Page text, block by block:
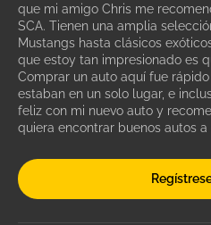
que mi amigo Chris me
SCA. Tienen una amplia
Mustangs hasta clásicos
que estoy tan impresionado es
Comprar un auto aquí fue
estaban en un solo lugar, e
feliz con mi nuevo auto y
quiera encontrar buenos autos